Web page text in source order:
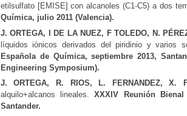
etilsulfato [EMISE] con alcanoles (C1-C5) a dos
Química, julio 2011 (Valencia).
J. ORTEGA, I DE LA NUEZ, F TOLEDO, N.
líquidos iónicos derivados del piridinio y varios
Española de Química, septiembre 2013,
Engineering Symposium).
J. ORTEGA, R. RIOS, L. FERNANDEZ, X.
alquilo+alcanos lineales.XXXIV Reunión
Santander.